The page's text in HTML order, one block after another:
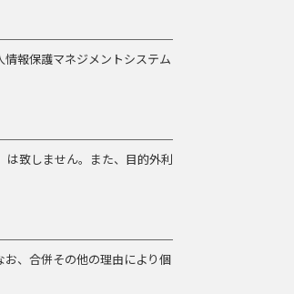
報保護マネジメントシステム
致しません。また、目的外利
、合併その他の理由により個